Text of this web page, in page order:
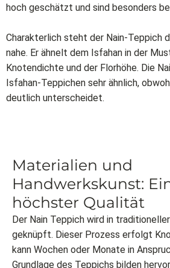
hoch geschätzt und sind besonders
Charakterlich steht der Nain-Teppich
nahe. Er ähnelt dem Isfahan in der
Knotendichte und der Florhöhe. Die
Isfahan-Teppichen sehr ähnlich,
deutlich unterscheidet.
Materialien und
Handwerkskunst:
höchster Qualität
Der Nain Teppich wird in
geknüpft. Dieser Prozess erfolgt
kann Wochen oder Monate in
Grundlage des Teppichs bilden